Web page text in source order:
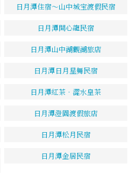
日月潭住宿～山中城宝渡假民宿
日月潭開心龍民宿
日月潭山中湖觀湖旅店
日月潭日月星舞民宿
日月潭紅茶．澀水皇茶
日月潭澄園渡假旅店
日月潭松月民宿
日月潭金居民宿